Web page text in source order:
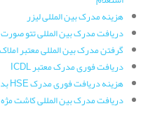
هزینه مدرک بین المللی لیزر
دریافت مدرک بین المللی تتو
گرفتن مدرک بین المللی معتبر املاک
دریافت فوری مدرک معتبر ICDL
هزینه دریافت فوری مدرک HSE بدون آزمون
دریافت مدرک بین المللی کاشت